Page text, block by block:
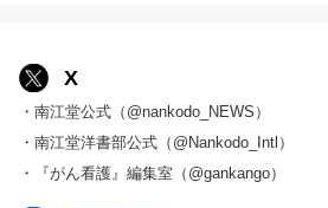
X
・南江堂公式（@nankodo_NEWS）
・南江堂洋書部公式（@Nankodo_Intl）
・『がん看護』編集室（@gankango）